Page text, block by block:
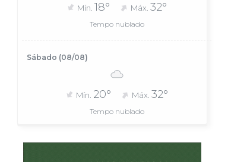
Mín. 18° Máx. 32°
Tempo nublado
Sábado (08/08)
Mín. 20° Máx. 32°
Tempo nublado